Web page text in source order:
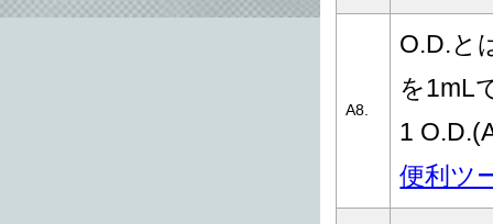
A8.
O.D.と
を1mL
1
便利ツ